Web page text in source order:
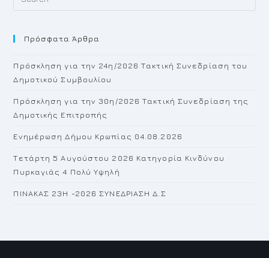
Πρόσφατα Άρθρα
Πρόσκληση για την 24η/2026 Τακτική Συνεδρίαση του
Δημοτικού Συμβουλίου
Πρόσκληση για την 30η/2026 Τακτική Συνεδρίαση της
Δημοτικής Επιτροπής
Ενημέρωση Δήμου Κρωπίας 04.08.2026
Τετάρτη 5 Αυγούστου 2026 Κατηγορία Κινδύνου
Πυρκαγιάς 4 Πολύ Υψηλή
ΠΙΝΑΚΑΣ 23H -2026 ΣΥΝΕΔΡΙΑΣΗ Δ.Σ